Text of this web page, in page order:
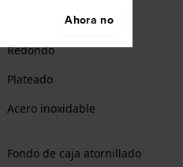
Acero inoxidable
Redondo
Plateado
Acero inoxidable
Fondo de caja atornillado
Ahora no